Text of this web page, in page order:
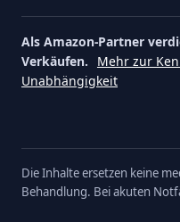
Als Amazon-Partner
Verkäufen.
Mehr zur
Unabhängigkeit
Die Inhalte ersetzen keine
Behandlung. Bei akuten